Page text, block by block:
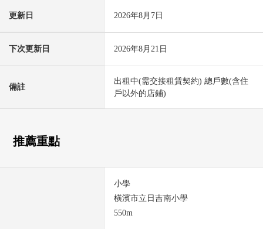
更新日 2026年8月7日
下次更新日 2026年8月21日
備註
出租中(需交接租賃契約) 總戶數(含住
戶以外的店鋪)
推薦重點
小學
橫濱市立日吉南小學
550m